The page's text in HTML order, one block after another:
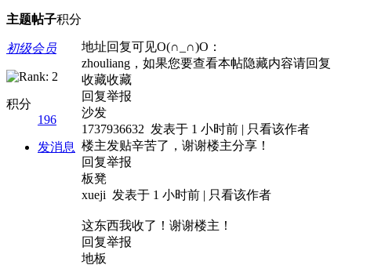
主题帖子积分
初级会员
积分
196
发消息
地址回复可见O(∩_∩)O：
zhouliang，如果您要查看本帖隐藏内容请回复
收藏收藏
回复举报
沙发
1737936632 发表于 1 小时前 | 只看该作者
楼主发贴辛苦了，谢谢楼主分享！
回复举报
板凳
xueji 发表于 1 小时前 | 只看该作者
这东西我收了！谢谢楼主！
回复举报
地板